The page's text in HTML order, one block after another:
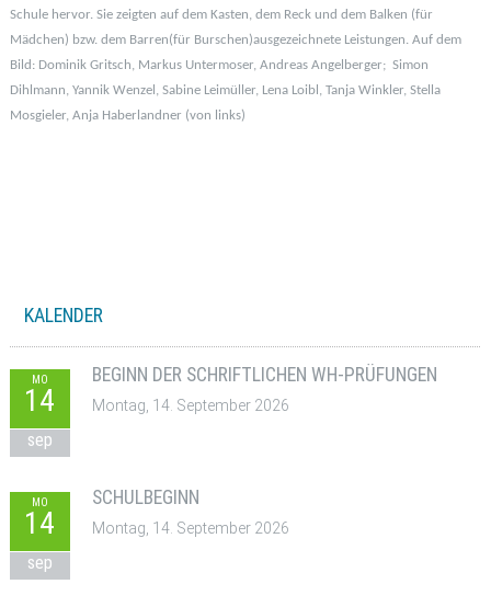
Schule hervor. Sie zeigten auf dem Kasten, dem Reck und dem Balken (für
Mädchen) bzw. dem Barren(für Burschen)ausgezeichnete Leistungen. Auf dem
Bild: Dominik Gritsch, Markus Untermoser, Andreas Angelberger; Simon
Dihlmann, Yannik Wenzel, Sabine Leimüller, Lena Loibl, Tanja Winkler, Stella
Mosgieler, Anja Haberlandner (von links)
KALENDER
MO
14
sep
BEGINN DER SCHRIFTLICHEN WH-PRÜFUNGEN
Montag, 14. September 2026
MO
14
sep
SCHULBEGINN
Montag, 14. September 2026